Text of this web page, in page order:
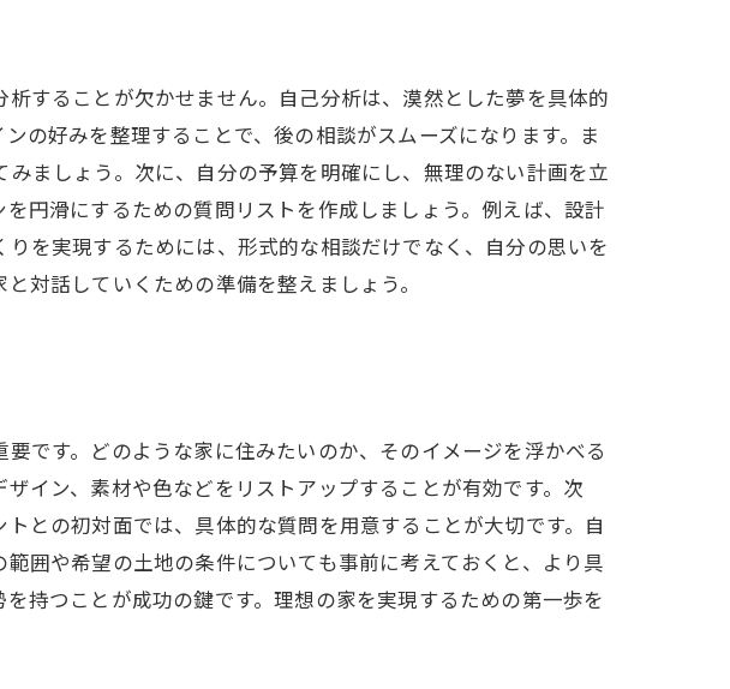
めと次のステップ
することが欠かせません。自己分析は、漠然とした夢を具体的
の好みを整理することで、後の相談がスムーズになります。ま
ましょう。次に、自分の予算を明確にし、無理のない計画を立
円滑にするための質問リストを作成しましょう。例えば、設計
を実現するためには、形式的な相談だけでなく、自分の思いを
対話していくための準備を整えましょう。
です。どのような家に住みたいのか、そのイメージを浮かべる
イン、素材や色などをリストアップすることが有効です。次
との初対面では、具体的な質問を用意することが大切です。自
囲や希望の土地の条件についても事前に考えておくと、より具
持つことが成功の鍵です。理想の家を実現するための第一歩を